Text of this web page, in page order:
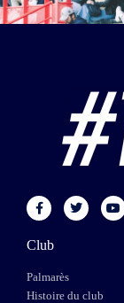
Club
Palmarès
Histoire du club